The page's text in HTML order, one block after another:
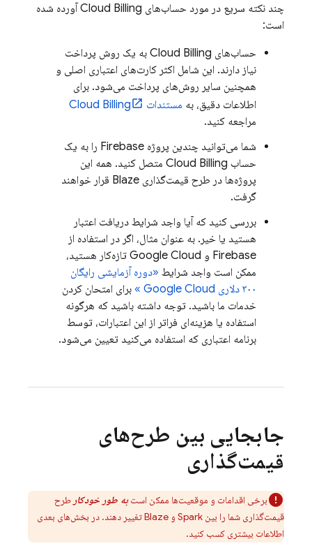
چند نکته سریع در مورد حساب‌های Cloud Billingآورده شده
است:
حساب‌های Cloud Billing به یک روش پرداخت
نیاز دارند. این شامل اکثر کارت‌های اعتباری اصلی و
همچنین سایر روش‌های پرداخت می‌شود. برای
اطلاعات دقیق، به مستندات
Cloud Billing
مراجعه کنید.
شما می‌توانید چندین پروژه Firebase را به یک
حساب Cloud Billing متصل کنید. همه این
پروژه‌ها در طرح قیمت‌گذاری Blaze قرار خواهند
گرفت.
بررسی کنید که آیا واجد شرایط دریافت اعتبار
هستید یا خیر. به عنوان مثال، اگر در استفاده از
Firebase و
Google Cloud تازه‌کار هستید،
ممکن است واجد شرایط «دوره آزمایشی رایگان
۳۰۰ دلاری
Google Cloud
» برای امتحان کردن
خدمات ما باشید. توجه داشته باشید که هرگونه
استفاده یا هزینه‌ای فراتر از این اعتبارات، توسط
برنامه اعتباری که استفاده می‌کنید تعیین می‌شود.
جابجایی بین طرح‌های
قیمت‌گذاری
برخی اقدامات و موقعیت‌ها ممکن استبه طور خودکار طرح
قیمت‌گذاری شما را بین Spark و Blaze تغییر دهند. در بخش‌های بعدی
اطلاعات بیشتری کسب کنید.